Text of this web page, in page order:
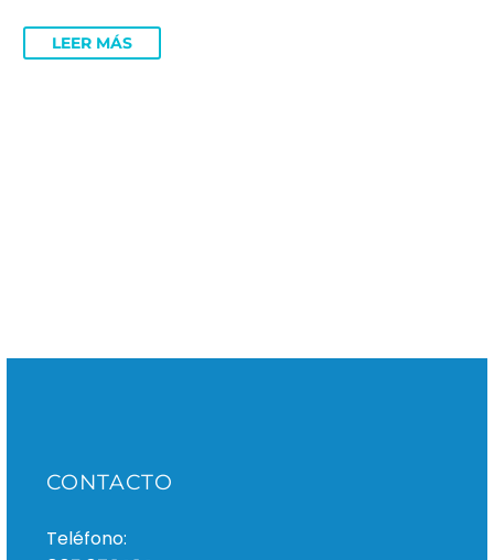
LEER MÁS
CONTACTO
Teléfono: